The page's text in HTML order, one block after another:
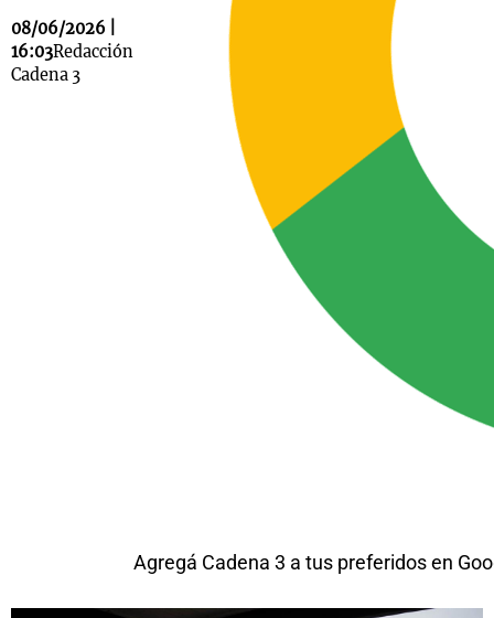
08/06/2026 |
16:03Redacción
Cadena 3
Agregá Cadena 3 a tus preferidos en